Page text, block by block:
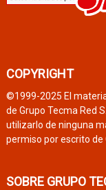
COPYRIGHT
©1999-2025 El
de Grupo Tecma Red
utilizarlo de ninguna
permiso por escrito de
SOBRE GRUPO